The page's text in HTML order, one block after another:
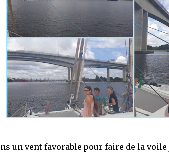
un vent favorable pour faire de la voile